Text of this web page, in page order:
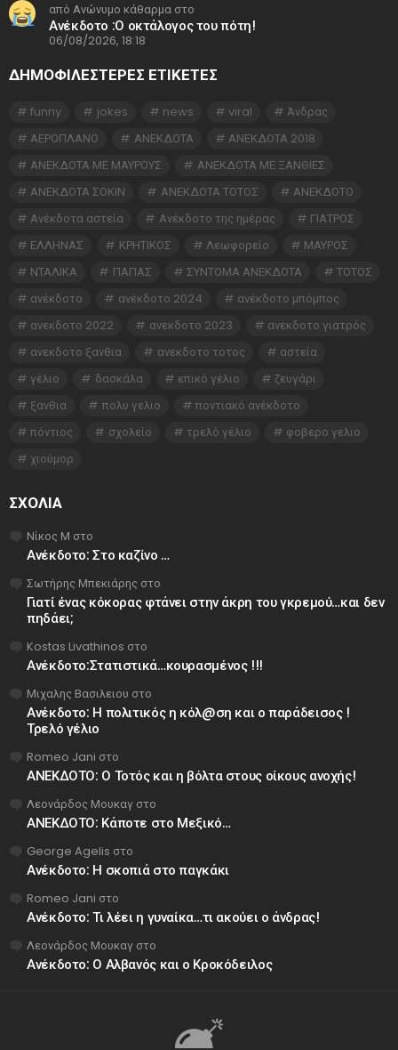
από Ανώνυμο κάθαρμα στο
Ανέκδοτο :Ο οκτάλογος του πότη!
06/08/2026, 18:18
ΔΗΜΟΦΙΛΕΣΤΕΡΕΣ ΕΤΙΚΈΤΕΣ
funny jokes news viral
Άνδρας
ΑΕΡΟΠΛΑΝΟ
ΑΝΕΚΔΟΤΑ
ΑΝΕΚΔΟΤΑ 2018
ΑΝΕΚΔΟΤΑ ΜΕ ΜΑΥΡΟΥΣ
ΑΝΕΚΔΟΤΑ ΜΕ ΞΑΝΘΙΕΣ
ΑΝΕΚΔΟΤΑ ΣΟΚΙΝ
ΑΝΕΚΔΟΤΑ ΤΟΤΟΣ
ΑΝΕΚΔΟΤΟ
Ανέκδοτα αστεία
Ανέκδοτο της ημέρας
ΓΙΑΤΡΟΣ
ΕΛΛΗΝΑΣ
ΚΡΗΤΙΚΟΣ Λεωφορείο
ΜΑΥΡΟΣ
ΝΤΑΛΙΚΑ
ΠΑΠΑΣ ΣΥΝΤΟΜΑ ΑΝΕΚΔΟΤΑ
ΤΟΤΟΣ
ανέκδοτο
ανέκδοτο 2024
ανέκδοτο μπόμπος
ανεκδοτο 2022
ανεκδοτο 2023
ανεκδοτο γιατρός
ανεκδοτο ξανθια
ανεκδοτο τοτος
αστεία
γέλιο
δασκάλα επικό γέλιο
ζευγάρι
ξανθια
πολυ γελιο
ποντιακό ανέκδοτο
πόντιος
σχολείο τρελό γέλιο
φοβερο γελιο
χιούμορ
ΣΧΌΛΙΑ
Νίκος Μ στο
Ανέκδοτο: Στο καζίνο …
Σωτήρης Μπεκιάρης στο
Γιατί ένας κόκορας φτάνει στην άκρη του γκρεμού…και δεν
πηδάει;
Kostas Livathinos στο
Ανέκδοτο:Στατιστικά…κουρασμένος !!!
Μιχαλης Βασιλειου στο
Ανέκδοτο: Η πολιτικός η κόλ@ση και ο παράδεισος !
Τρελό γέλιο
Romeo Jani στο
ΑΝΕΚΔΟΤΟ: Ο Τοτός και η βόλτα στους οίκους ανοχής!
Λεονάρδος Μουκαγ στο
ΑΝΕΚΔΟΤΟ: Κάποτε στο Μεξικό…
George Agelis στο
Ανέκδοτο: Η σκοπιά στο παγκάκι
Romeo Jani στο
Ανέκδοτο: Τι λέει η γυναίκα…τι ακούει ο άνδρας!
Λεονάρδος Μουκαγ στο
Ανέκδοτο: Ο Αλβανός και ο Κροκόδειλος